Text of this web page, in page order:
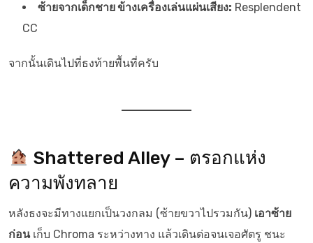
ซ้ายจากเด็กชาย ข้างเครื่องเล่นแผ่นเสียง: Resplendent
CC
จากนั้นเดินไปที่ธงท้ายพื้นที่ครับ
Shattered Alley – ตรอกแห่ง
ความพังทลาย
หลังธงจะมีทางแยกเป็นวงกลม (ซ้ายขวาไปรวมกัน) เอาซ้าย
ก่อนเก็บ Chroma ระหว่างทาง แล้วเดินต่อจนเจอศัตรู ชนะ